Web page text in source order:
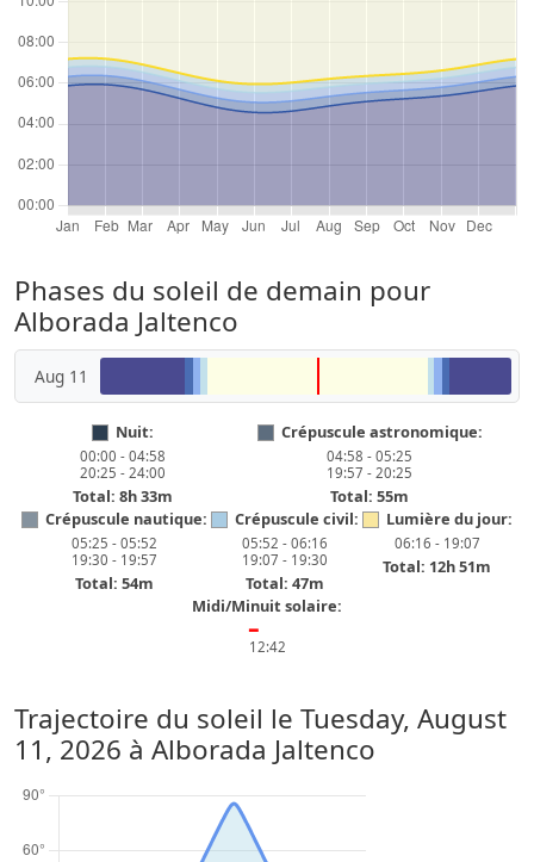
Phases du soleil de demain pour
Alborada Jaltenco
Aug 11
Nuit:
00:00 - 04:58
20:25 - 24:00
Total: 8h 33m
Crépuscule astronomique:
04:58 - 05:25
19:57 - 20:25
Total: 55m
Crépuscule nautique:
05:25 - 05:52
19:30 - 19:57
Total: 54m
Crépuscule civil:
05:52 - 06:16
19:07 - 19:30
Total: 47m
Lumière du jour:
06:16 - 19:07
Total: 12h 51m
Midi/Minuit solaire:
━
12:42
Trajectoire du soleil le Tuesday, August
11, 2026 à Alborada Jaltenco